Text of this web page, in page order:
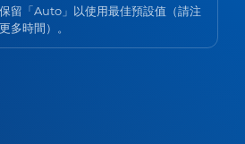
留「Auto」以使用最佳預設值（請注
多時間）。